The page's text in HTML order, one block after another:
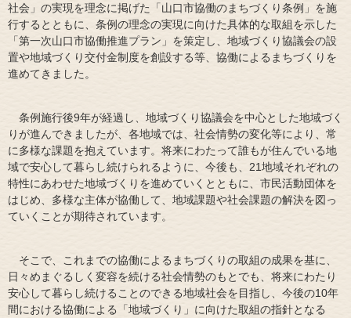
社会」の実現を理念に掲げた「山口市協働のまちづくり条例」を施
行するとともに、条例の理念の実現に向けた具体的な取組を示した
「第一次山口市協働推進プラン」を策定し、地域づくり協議会の設
置や地域づくり交付金制度を創設する等、協働によるまちづくりを
進めてきました。
条例施行後9年が経過し、地域づくり協議会を中心とした地域づく
りが進んできましたが、各地域では、社会情勢の変化等により、常
に多様な課題を抱えています。将来にわたって誰もが住んでいる地
域で安心して暮らし続けられるように、今後も、21地域それぞれの
特性にあわせた地域づくりを進めていくとともに、市民活動団体を
はじめ、多様な主体が協働して、地域課題や社会課題の解決を図っ
ていくことが期待されています。
そこで、これまでの協働によるまちづくりの取組の成果を基に、
日々めまぐるしく変容を続ける社会情勢のもとでも、将来にわたり
安心して暮らし続けることのできる地域社会を目指し、今後の10年
間における協働による「地域づくり」に向けた取組の指針となる